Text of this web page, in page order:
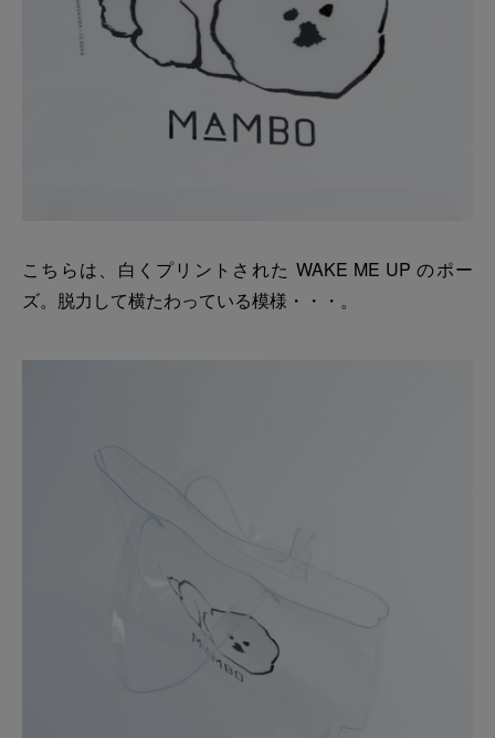
こちらは、白くプリントされた WAKE ME UP のポー
ズ。脱力して横たわっている模様・・・。